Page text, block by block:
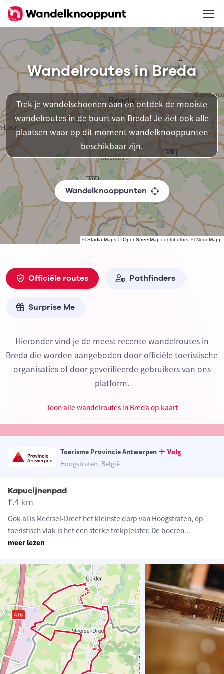
©Stadia Maps ©OpenStreetMap contributors, ©NodeMapp
Wandelroutes in Breda
Trek je wandelschoenen aan en ontdek de mooiste
wandelroutes in de buurt van Breda! Je ziet ook alle
plaatsen waar op dit moment wandelknooppunten
beschikbaar zijn.
Wandelknooppunten
Officiële routes Pathfinders
Surprise Me
Hieronder vind je de meest recente wandelroutes in
Breda die worden aangeboden door officiële toeristische
organisaties of door geverifieerde gebruikers van ons
platform.
Toon alle wandelroutes in Breda op kaart
Toerisme Provincie Antwerpen
Volg
Hoogstraten, België
Kapucijnenpad
11.4 km
Ook al is Meersel-Dreef het kleinste dorp van Hoogstraten, op
toeristisch vlak is het een sterke trekpleister. De boeren...
meer lezen